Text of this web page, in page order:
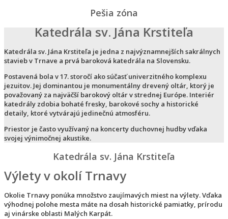
Pešia zóna
Katedrála sv. Jána Krstiteľa
Katedrála sv. Jána Krstiteľa je jedna z najvýznamnejších sakrálnych
stavieb v Trnave a prvá baroková katedrála na Slovensku.
Postavená bola v 17. storočí ako súčasť univerzitného komplexu
jezuitov. Jej dominantou je monumentálny drevený oltár, ktorý je
považovaný za najväčší barokový oltár v strednej Európe. Interiér
katedrály zdobia bohaté fresky, barokové sochy a historické
detaily, ktoré vytvárajú jedinečnú atmosféru.
Priestor je často využívaný na koncerty duchovnej hudby vďaka
svojej výnimočnej akustike.
Katedrála sv. Jána Krstiteľa
Výlety v okolí Trnavy
Okolie Trnavy ponúka množstvo zaujímavých miest na výlety. Vďaka
výhodnej polohe mesta máte na dosah historické pamiatky, prírodu
aj vinárske oblasti Malých Karpát.